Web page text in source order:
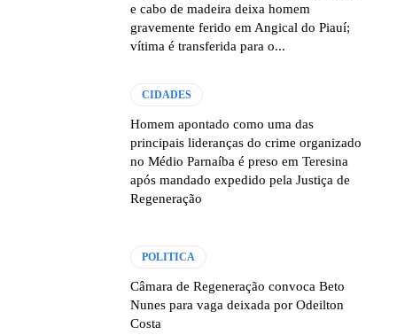
e cabo de madeira deixa homem
gravemente ferido em Angical do Piauí;
vítima é transferida para o...
CIDADES
Homem apontado como uma das
principais lideranças do crime organizado
no Médio Parnaíba é preso em Teresina
após mandado expedido pela Justiça de
Regeneração
POLITICA
Câmara de Regeneração convoca Beto
Nunes para vaga deixada por Odeilton
Costa